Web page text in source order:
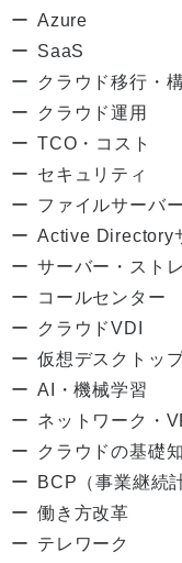
Azure
SaaS
クラウド移行・
クラウド運用
TCO・コスト
セキュリティ
ファイルサーバー
Active Directory
サーバー・スト
コールセンター
クラウドVDI
仮想デスクトッ
AI・機械学習
ネットワーク・
クラウドの基礎
BCP（事業継続
働き方改革
テレワーク